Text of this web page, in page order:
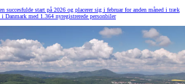
succesfulde start på 2026 og placerer sig i februar for anden måned i træk
med 1.364 nyregistrerede personbiler